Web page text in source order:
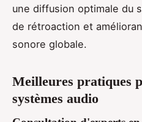
une diffusion optimale du
de rétroaction et
sonore globale.
Meilleures pratiques
systèmes audio